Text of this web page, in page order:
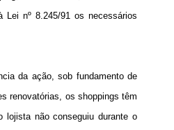
nº 8.245/91 os necessários
da ação, sob fundamento de
renovatórias, os shoppings têm
lojista não conseguiu durante o